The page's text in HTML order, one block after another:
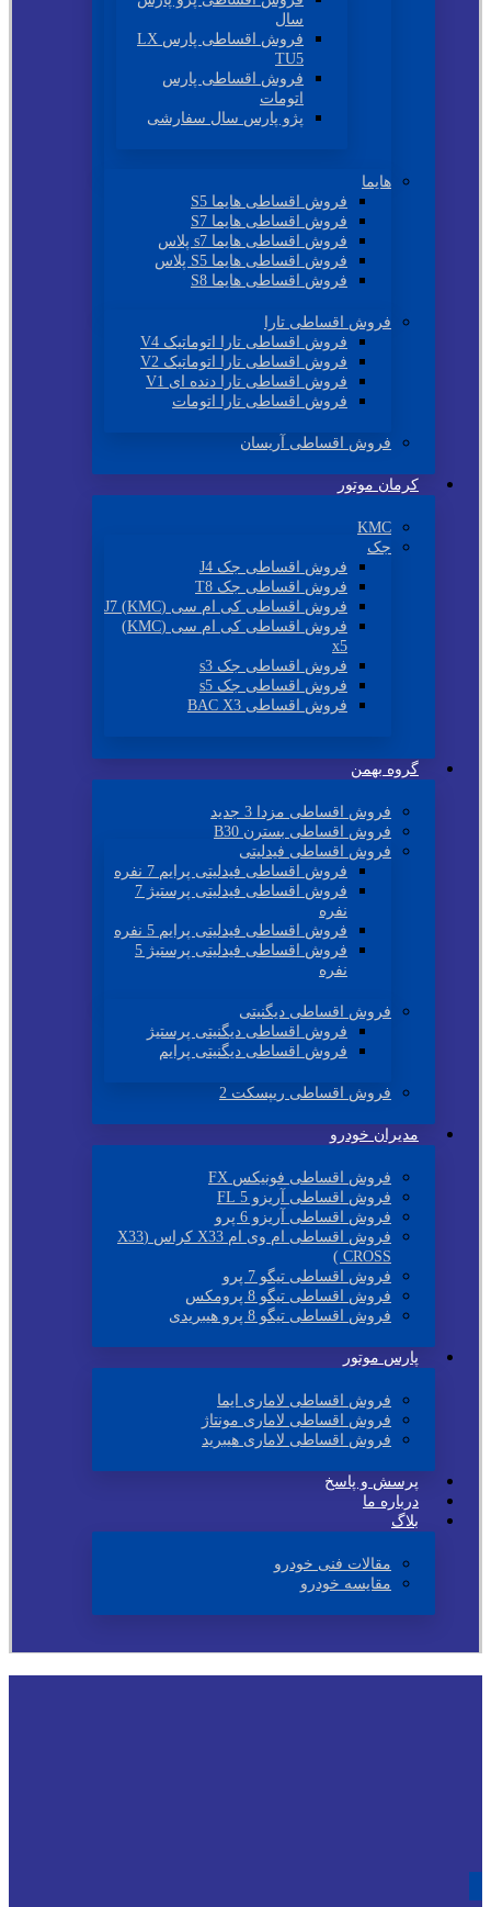
سال
فروش اقساطی پارس LX
TU5
فروش اقساطی پارس
اتومات
پژو پارس سال سفارشی
هایما
فروش اقساطی هایما S5
فروش اقساطی هایما S7
فروش اقساطی هایما s7 پلاس
فروش اقساطی هایما S5 پلاس
فروش اقساطی هایما S8
فروش اقساطی تارا
فروش اقساطی تارا اتوماتیک V4
فروش اقساطی تارا اتوماتیک V2
فروش اقساطی تارا دنده ای V1
فروش اقساطی تارا اتومات
فروش اقساطی آریسان
کرمان موتور
KMC
جک
فروش اقساطی جک J4
فروش اقساطی جک T8
فروش اقساطی کی ام سی (KMC) J7
فروش اقساطی کی ام سی (KMC)
x5
فروش اقساطی جک s3
فروش اقساطی جک s5
فروش اقساطی BAC X3
گروه بهمن
فروش اقساطی مزدا 3 جدید
فروش اقساطی بسترن B30
فروش اقساطی فیدلیتی
فروش اقساطی فیدلیتی پرایم 7 نفره
فروش اقساطی فیدلیتی پرستیژ 7
نفره
فروش اقساطی فیدلیتی پرایم 5 نفره
فروش اقساطی فیدلیتی پرستیژ 5
نفره
فروش اقساطی دیگنیتی
فروش اقساطی دیگنیتی پرستیژ
فروش اقساطی دیگنیتی پرایم
فروش اقساطی ریپسکت 2
مدیران خودرو
فروش اقساطی فونیکس FX
فروش اقساطی آریزو 5 FL
فروش اقساطی آریزو 6 پرو
فروش اقساطی ام وی ام X33 کراس (X33
CROSS )
فروش اقساطی تیگو 7 پرو
فروش اقساطی تیگو 8 پرومکس
فروش اقساطی تیگو 8 پرو هیبریدی
پارس موتور
فروش اقساطی لاماری ایما
فروش اقساطی لاماری مونتاژ
فروش اقساطی لاماری هیبرید
پرسش و پاسخ
درباره ما
بلاگ
مقالات فنی خودرو
مقایسه خودرو